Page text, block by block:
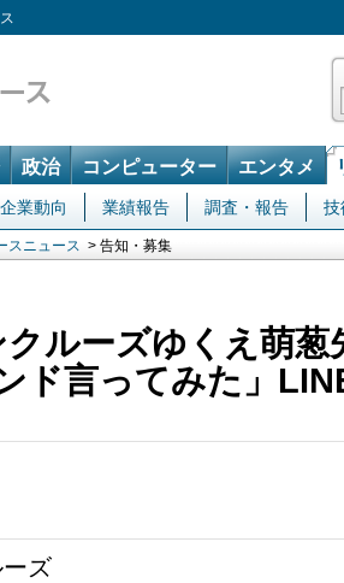
政治 コンピューター エンタメ
企業動向 業績報告 調査・報告 技
スニュース > 告知・募集
ルーズゆくえ萌葱
ド言ってみた」
ズ